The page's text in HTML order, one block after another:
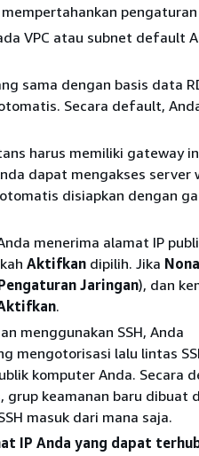
VPC atau subnet default
sama dengan basis data
Secara default,
harus memiliki gateway
dapat mengakses server
disiapkan dengan
menerima alamat IP
Aktifkan dipilih. Jika
Jaringan), dan
.
menggunakan SSH, Anda
mengotorisasi lalu lintas
komputer Anda. Secara
grup keamanan baru dibuat
masuk dari mana saja.
IP Anda yang dapat